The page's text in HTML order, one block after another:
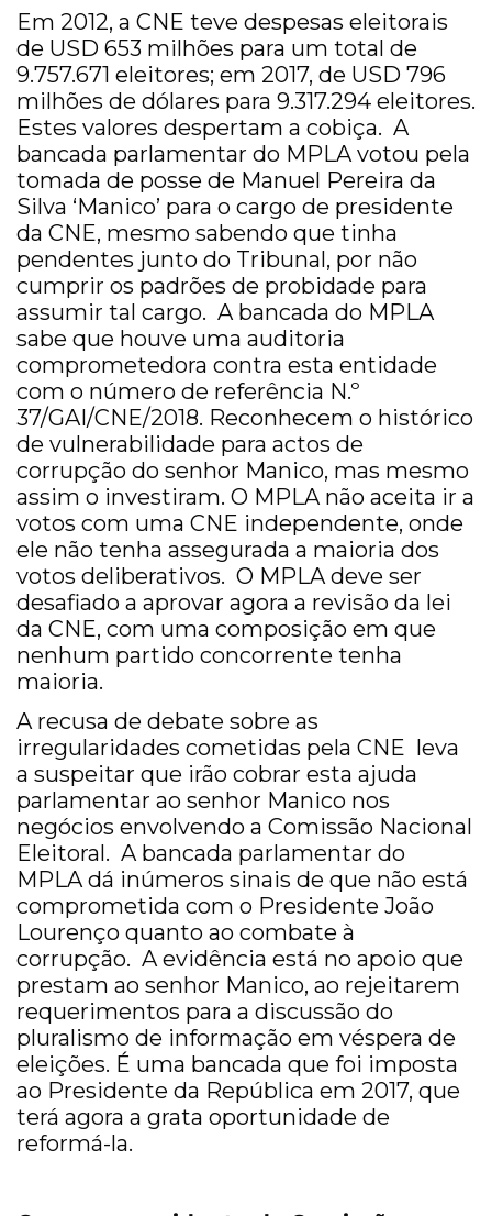
Em 2012, a CNE teve despesas eleitorais
de USD 653 milhões para um total de
9.757.671 eleitores; em 2017, de USD 796
milhões de dólares para 9.317.294 eleitores.
Estes valores despertam a cobiça. A
bancada parlamentar do MPLA votou pela
tomada de posse de Manuel Pereira da
Silva ‘Manico’ para o cargo de presidente
da CNE, mesmo sabendo que tinha
pendentes junto do Tribunal, por não
cumprir os padrões de probidade para
assumir tal cargo. A bancada do MPLA
sabe que houve uma auditoria
comprometedora contra esta entidade
com o número de referência N.º
37/GAI/CNE/2018. Reconhecem o histórico
de vulnerabilidade para actos de
corrupção do senhor Manico, mas mesmo
assim o investiram. O MPLA não aceita ir a
votos com uma CNE independente, onde
ele não tenha assegurada a maioria dos
votos deliberativos. O MPLA deve ser
desafiado a aprovar agora a revisão da lei
da CNE, com uma composição em que
nenhum partido concorrente tenha
maioria.
A recusa de debate sobre as
irregularidades cometidas pela CNE leva
a suspeitar que irão cobrar esta ajuda
parlamentar ao senhor Manico nos
negócios envolvendo a Comissão Nacional
Eleitoral. A bancada parlamentar do
MPLA dá inúmeros sinais de que não está
comprometida com o Presidente João
Lourenço quanto ao combate à
corrupção. A evidência está no apoio que
prestam ao senhor Manico, ao rejeitarem
requerimentos para a discussão do
pluralismo de informação em véspera de
eleições. É uma bancada que foi imposta
ao Presidente da República em 2017, que
terá agora a grata oportunidade de
reformá-la.